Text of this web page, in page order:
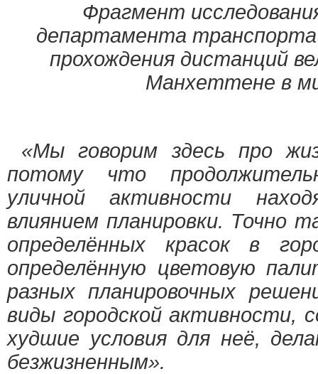
Фрагмент
департамента
прохождения дистанций
Манхеттене в
«Мы говорим здесь про
потому что
уличной активности
влиянием планировки. Точно
определённых красок в
определённую цветовую
разных планировочных
виды городской активности,
худшие условия для неё,
безжизненным».